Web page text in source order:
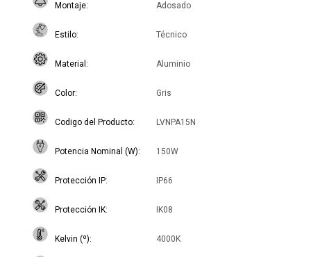
Montaje Adosado
Estilo Técnico
Material Aluminio
Color Gris
Codigo del Producto LVNPA15N
Potencia Nominal (W) 150W
Protección IP IP66
Protección IK IK08
Kelvin (º) 4000K